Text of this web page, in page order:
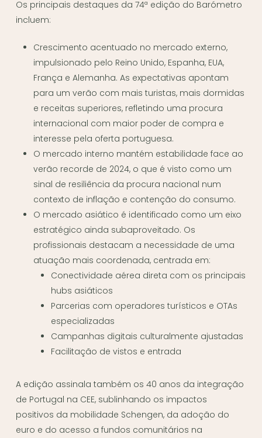
Os principais destaques da 74ª edição do Barómetro
incluem:
Crescimento acentuado no mercado externo,
impulsionado pelo Reino Unido, Espanha, EUA,
França e Alemanha. As expectativas apontam
para um verão com mais turistas, mais dormidas
e receitas superiores, refletindo uma procura
internacional com maior poder de compra e
interesse pela oferta portuguesa.
O mercado interno mantém estabilidade face ao
verão recorde de 2024, o que é visto como um
sinal de resiliência da procura nacional num
contexto de inflação e contenção do consumo.
O mercado asiático é identificado como um eixo
estratégico ainda subaproveitado. Os
profissionais destacam a necessidade de uma
atuação mais coordenada, centrada em:
Conectividade aérea direta com os principais
hubs asiáticos
Parcerias com operadores turísticos e OTAs
especializadas
Campanhas digitais culturalmente ajustadas
Facilitação de vistos e entrada
A edição assinala também os 40 anos da integração
de Portugal na CEE, sublinhando os impactos
positivos da mobilidade Schengen, da adoção do
euro e do acesso a fundos comunitários na